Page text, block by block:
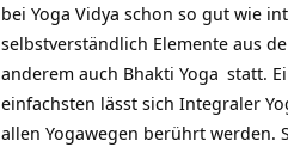
bei Yoga Vidya schon so gut wie
selbstverständlich Elemente aus
anderem auch Bhakti Yoga statt.
einfachsten lässt sich Integraler
allen Yogawegen berührt werden.